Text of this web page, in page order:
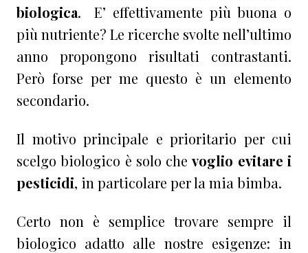
biologica. E’ effettivamente più buona o
più nutriente? Le ricerche svolte nell’ultimo
anno propongono risultati contrastanti.
Però forse per me questo è un elemento
secondario.
Il motivo principale e prioritario per cui
scelgo biologico è solo chevoglio evitare i
pesticidi, in particolare per la mia bimba.
Certo non è semplice trovare sempre il
biologico adatto alle nostre esigenze: in